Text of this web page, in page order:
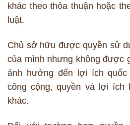
khác theo thỏa thuận hoặc
luật.
Chủ sở hữu được quyền sử
của mình nhưng không được
ảnh hưởng đến lợi ích
công cộng, quyền và lợi ích
khác.